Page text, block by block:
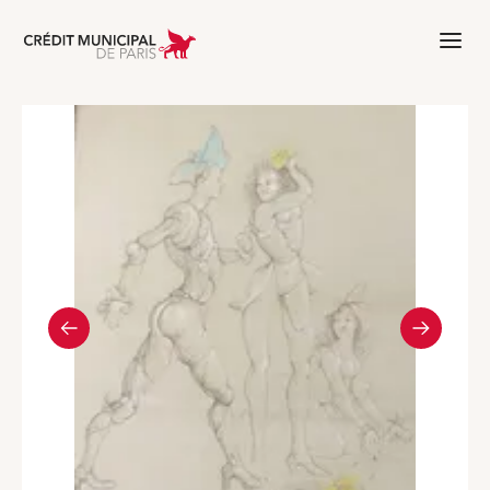
Aller à l'accueil de Crédit Municipal